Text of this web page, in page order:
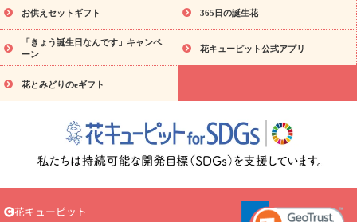
レッド
お花の種類 ユリ トルコキキョウ
ら探す
お祝い お祝い・3000円～ お祝い・4000円～
お祝
い・5000円～ お祝い・7000円～ お祝い・10000円～
え・お悔やみ
お供え・お悔やみ・3000円～
お供え・お悔や
み・5000円～ お供え・お悔やみ・
いのマナー
定年退職祝いのマナー
お祝いを贈るときのマナ
花キューピットのお祝いコラム一覧
誕生日のお花を
「色彩心理学」で選ぶ方法
結婚祝いの予算相場
出産祝いお役立
スタンド花（フラスタ）のマナー
お見舞いのマナー
とルール
新築引っ越し祝いコラム お祝い花のマナー総まとめ
お供えセットギフト 365日の誕生花
「きょう誕生日なんです」キャンペ
ーン
花キューピット公式アプリ
花とみどりのeギフト
花キューピット